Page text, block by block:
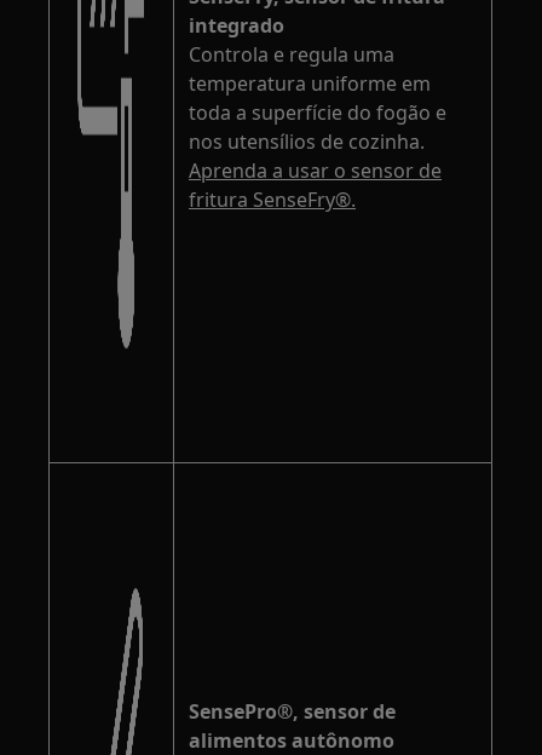
integrado
Controla e regula uma
temperatura uniforme em
toda a superfície do fogão e
nos utensílios de cozinha.
Aprenda a usar o sensor de
fritura SenseFry®.
SensePro®, sensor de
alimentos autônomo